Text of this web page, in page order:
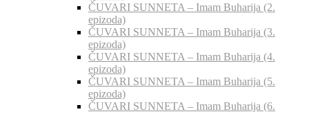
ČUVARI SUNNETA – Imam Buharija (2.
epizoda)
ČUVARI SUNNETA – Imam Buharija (3.
epizoda)
ČUVARI SUNNETA – Imam Buharija (4.
epizoda)
ČUVARI SUNNETA – Imam Buharija (5.
epizoda)
ČUVARI SUNNETA – Imam Buharija (6.